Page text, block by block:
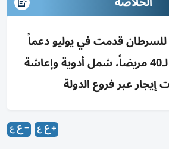
للسرطان قدمت في يوليو دعماً
بـ152 ألف درهم لـ40 مريضاً، شمل أدوية وإعاشة
إيجار عبر فروع الدولة